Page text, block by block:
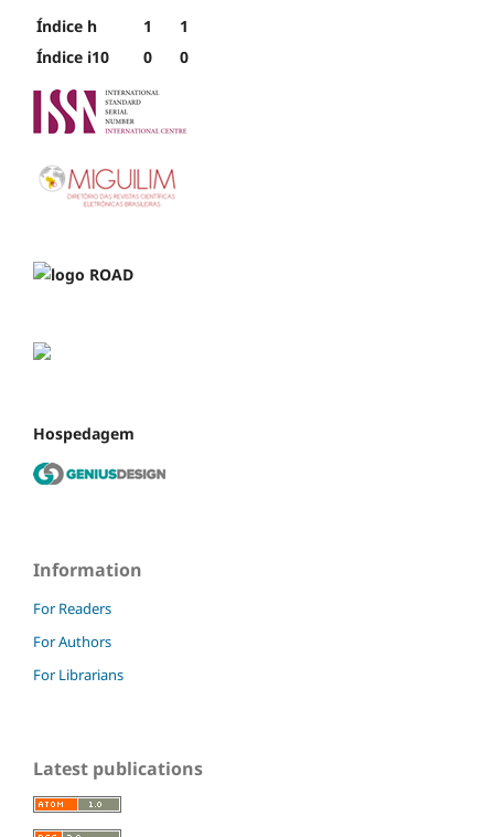
Índice h 1
1
Índice i10
0 0
Hospedagem
Information
For Readers
For Authors
For Librarians
Latest publications